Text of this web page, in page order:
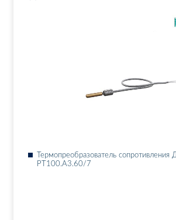
Тер­мо­пре­об­ра­зо­ва­тель
РТ100.А3.60/7